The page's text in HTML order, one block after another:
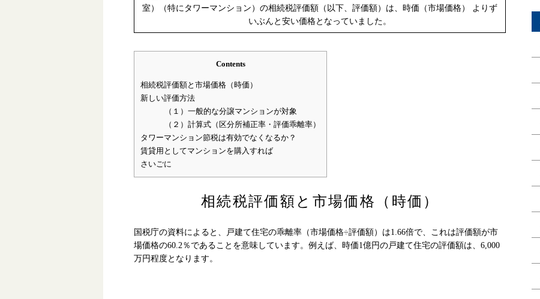
室）（特にタワーマンション）の相続税評価額（以下、評価額）は、時価（市場価格） よりず
いぶんと安い価格となっていました。
Contents
相続税評価額と市場価格（時価）
新しい評価方法
（１）一般的な分譲マンションが対象
（２）計算式（区分所補正率・評価乖離率）
タワーマンション節税は有効でなくなるか？
賃貸用としてマンションを購入すれば
さいごに
相続税評価額と市場価格（時価）
国税庁の資料によると、戸建て住宅の乖離率（市場価格÷評価額）は1.66倍で、これは評価額が市
場価格の60.2％であることを意味しています。例えば、時価1億円の戸建て住宅の評価額は、6,000
万円程度となります。